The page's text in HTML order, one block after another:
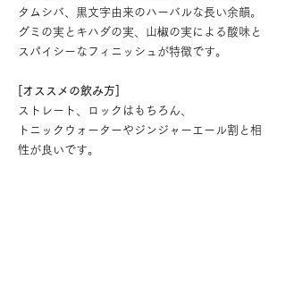
タムシバ、黒文字由来のハーバルな長い余韻。
グミの実とキハダの実、山椒の実による酸味と
スパイシーなフィニッシュが特徴です。
[オススメの飲み方]
ストレート、ロックはもちろん、
トニックウォーターやジンジャーエール割と相
性が良いです。